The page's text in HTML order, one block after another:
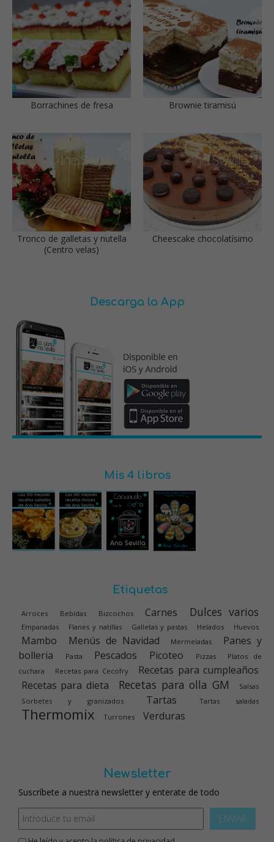
Borrachines de fresa Brownie tiramisú
Tronco de galletas y nutella
(Centro velas)
Cheescake chocolatísimo
Descarga la App
Mis 4 libros
Etiquetas
Arroces Bebidas Bizcochos Carnes Dulces varios
Empanadas Flanes y natillas Galletas y pastas Helados Huevos
Mambo Menús de Navidad Mermeladas
Panes y
bolleria
Pasta Pescados Picoteo Pizzas
Platos de
cuchara
Recetas para Cecofry
Recetas para cumpleaños
Recetas para dieta
Recetas para olla GM
Salsas
Sorbetes y granizados
Tartas Tartas saladas
Thermomix Turrones Verduras
Newsletter
Suscríbete a nuestra newsletter y enterate de todo
ENVIAR